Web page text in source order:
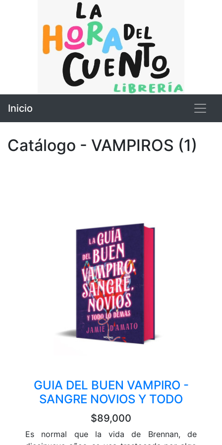
Inicio
Catálogo - VAMPIROS (1)
GUIA DEL BUEN VAMPIRO -
SANGRE NOVIOS Y TODO
$89,000
Es normal que la vida de Brennan, de